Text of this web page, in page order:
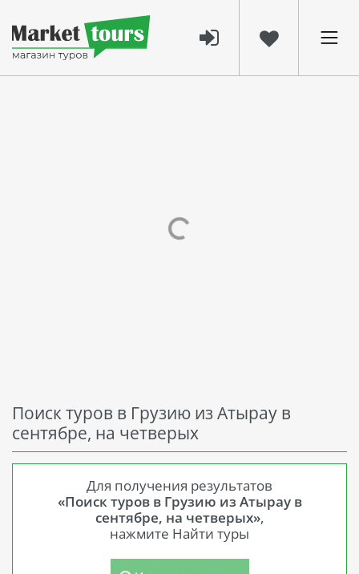
Поиск туров в Грузию из Атырау в
сентябре, на четверых
Для получения результатов
«Поиск туров в Грузию из Атырау в
сентябре, на четверых»,
нажмите Найти туры